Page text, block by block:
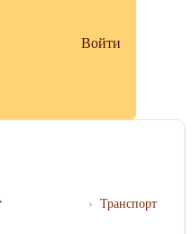
Войти
› Транспорт